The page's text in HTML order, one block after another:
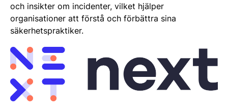
och insikter om incidenter, vilket hjälper
organisationer att förstå och förbättra sina
säkerhetspraktiker.